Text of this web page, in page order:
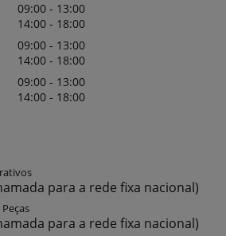
09:00 - 13:00
14:00 - 18:00
09:00 - 13:00
14:00 - 18:00
09:00 - 13:00
14:00 - 18:00
para a rede fixa nacional)
para a rede fixa nacional)